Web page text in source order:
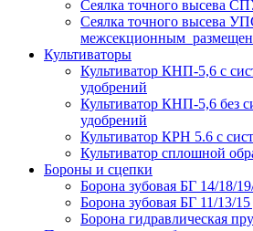
Сеялка точного высева
Сеялка точного высева
межсекционным
Культиваторы
Культиватор КНП-5,6 с
удобрений
Культиватор КНП-5,6 без
удобрений
Культиватор КРН 5.6 с
Культиватор сплошной
Бороны и сцепки
Борона зубовая БГ 14/18/
Борона зубовая БГ 11/13/15
Борона гидравлическая